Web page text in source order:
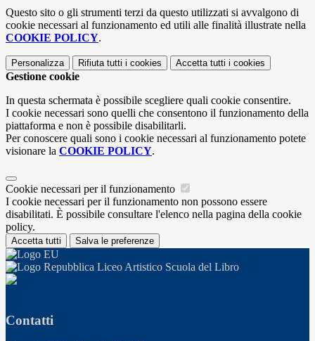
Questo sito o gli strumenti terzi da questo utilizzati si avvalgono di
cookie necessari al funzionamento ed utili alle finalità illustrate nella
COOKIE POLICY.
Personalizza Rifiuta tutti i cookies Accetta tutti i cookies
Gestione cookie
In questa schermata è possibile scegliere quali cookie consentire.
I cookie necessari sono quelli che consentono il funzionamento della
piattaforma e non è possibile disabilitarli.
Per conoscere quali sono i cookie necessari al funzionamento potete
visionare la COOKIE POLICY.
Cookie necessari per il funzionamento
I cookie necessari per il funzionamento non possono essere
disabilitati. È possibile consultare l'elenco nella pagina della cookie
policy.
Accetta tutti Salva le preferenze
Liceo Artistico Scuola del Libro
Contatti